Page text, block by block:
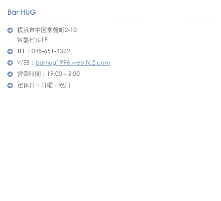
Bar HUG
横浜市中区常盤町2-10
常盤ビル1F
TEL：045-651-3322
WEB： barhug1996.web.fc2.com
営業時間：19:00～3:00
定休日：日曜・祝日